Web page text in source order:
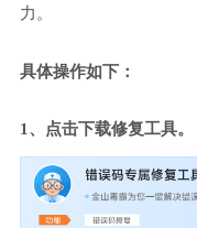
力。
具体操作如下：
1、点击下载修复工具。